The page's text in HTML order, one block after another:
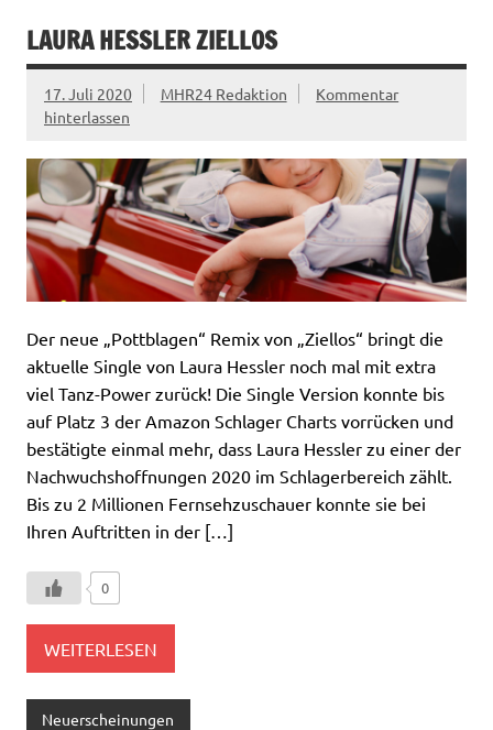
LAURA HESSLER ZIELLOS
17. Juli 2020 MHR24 Redaktion
Kommentar
hinterlassen
Der neue „Pottblagen“ Remix von „Ziellos“ bringt die
aktuelle Single von Laura Hessler noch mal mit extra
viel Tanz-Power zurück! Die Single Version konnte bis
auf Platz 3 der Amazon Schlager Charts vorrücken und
bestätigte einmal mehr, dass Laura Hessler zu einer der
Nachwuchshoffnungen 2020 im Schlagerbereich zählt.
Bis zu 2 Millionen Fernsehzuschauer konnte sie bei
Ihren Auftritten in der […]
0
WEITERLESEN
Neuerscheinungen